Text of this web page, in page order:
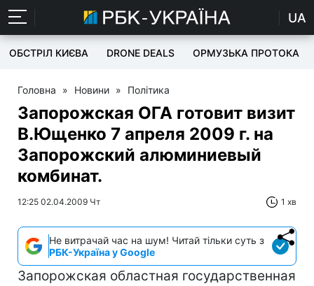
UA
ОБСТРІЛ КИЄВА DRONE DEALS ОРМУЗЬКА ПРОТОКА
Головна » Новини » Політика
Запорожская ОГА готовит визит
В.Ющенко 7 апреля 2009 г. на
Запорожский алюминиевый
комбинат.
12:25 02.04.2009 Чт 1 хв
Не витрачай час на шум! Читай тільки суть з
РБК-Україна у Google
Запорожская областная государственная